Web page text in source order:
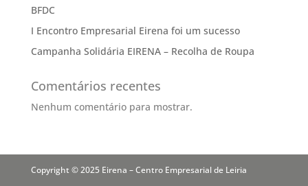
BFDC
I Encontro Empresarial Eirena foi um sucesso
Campanha Solidária EIRENA – Recolha de Roupa
Comentários recentes
Nenhum comentário para mostrar.
Copyright © 2025 Eirena – Centro Empresarial de Leiria